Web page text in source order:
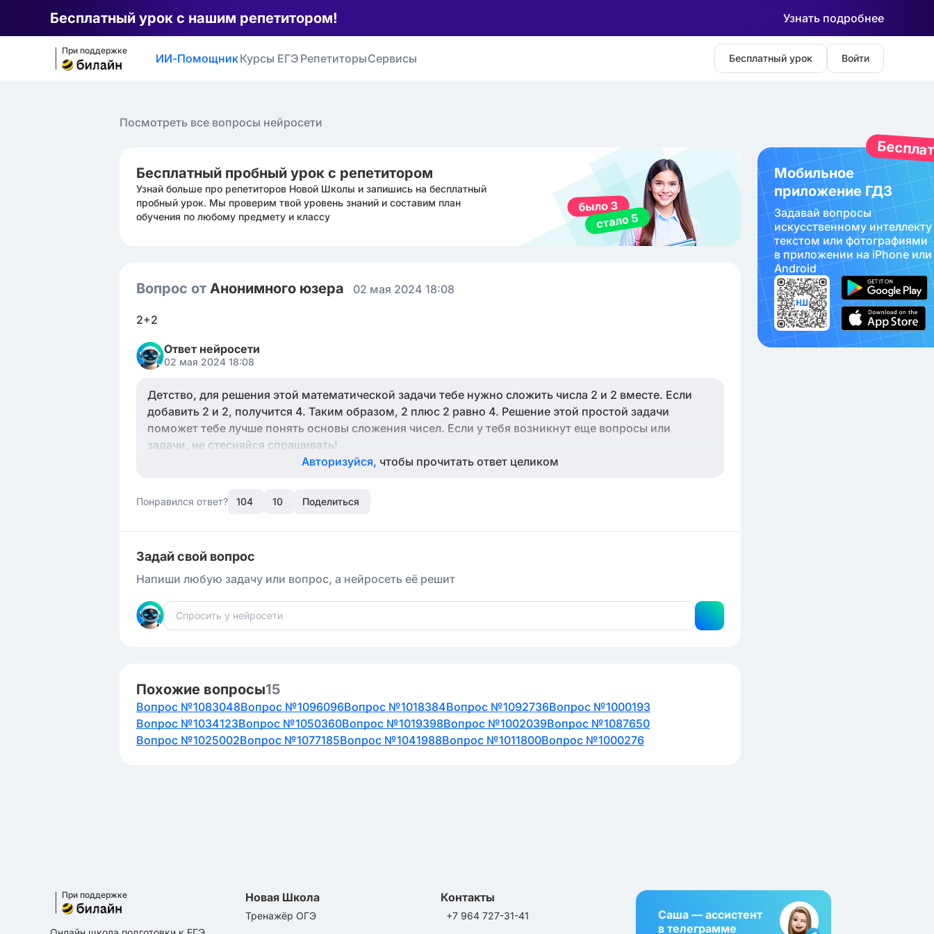
Бесплатный урок с нашим репетитором! Узнать подробнее
При поддержке
ИИ-ПомощникКурсы ЕГЭ РепетиторыСервисы Бесплатный урок Войти
Посмотреть все вопросы нейросети
Бесплатный пробный урок с репетитором
Узнай больше про репетиторов Новой Школы и запишись на бесплатный
пробный урок. Мы проверим твой уровень знаний и составим план
обучения по любому предмету и классу
Вопрос от Анонимного юзера 02 мая 2024 18:08
2+2
Ответ нейросети
02 мая 2024 18:08
Детство, для решения этой математической задачи тебе нужно сложить числа 2 и 2 вместе. Если
добавить 2 и 2, получится 4. Таким образом, 2 плюс 2 равно 4. Решение этой простой задачи
поможет тебе лучше понять основы сложения чисел. Если у тебя возникнут еще вопросы или
задачи, не стесняйся спрашивать!
Авторизуйся, чтобы прочитать ответ целиком
Понравился ответ? 104 10 Поделиться
Задай свой вопрос
Напиши любую задачу или вопрос, а нейросеть её решит
Похожие вопросы15
Вопрос №1083048Вопрос №1096096Вопрос №1018384Вопрос №1092736Вопрос №1000193
Вопрос №1034123Вопрос №1050360Вопрос №1019398Вопрос №1002039Вопрос №1087650
Вопрос №1025002Вопрос №1077185Вопрос №1041988Вопрос №1011800Вопрос №1000276
Мобильное
приложение ГДЗ
Задавай вопросы
искуcственному интеллекту
текстом или фотографиями
в приложении на iPhone или
Android
При поддержке Новая Школа
Тренажёр ОГЭ
Контакты
+7 964 727-31-41
Саша — ассистент
в телеграмме